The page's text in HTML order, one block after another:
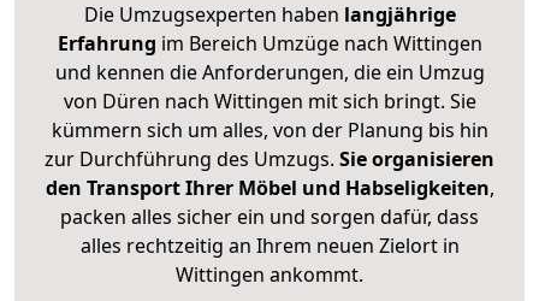
Die Umzugsexperten haben langjährige
Erfahrung im Bereich Umzüge nach Wittingen
und kennen die Anforderungen, die ein Umzug
von Düren nach Wittingen mit sich bringt. Sie
kümmern sich um alles, von der Planung bis hin
zur Durchführung des Umzugs. Sie organisieren
den Transport Ihrer Möbel und Habseligkeiten,
packen alles sicher ein und sorgen dafür, dass
alles rechtzeitig an Ihrem neuen Zielort in
Wittingen ankommt.